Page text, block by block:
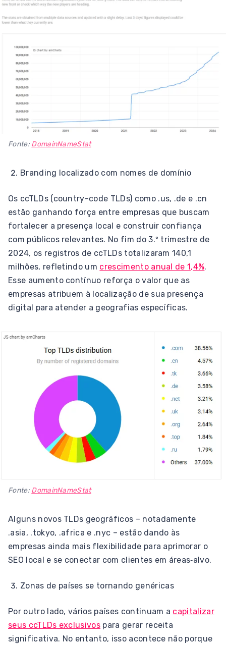
Fonte: DomainNameStat
Branding localizado com nomes de domínio
Os ccTLDs (country-code TLDs) como .us, .de e .cn
estão ganhando força entre empresas que buscam
fortalecer a presença local e construir confiança
com públicos relevantes. No fim do 3.º trimestre de
2024, os registros de ccTLDs totalizaram 140,1
milhões, refletindo um crescimento anual de 1,4%.
Esse aumento contínuo reforça o valor que as
empresas atribuem à localização de sua presença
digital para atender a geografias específicas.
Fonte: DomainNameStat
Alguns novos TLDs geográficos – notadamente
.asia, .tokyo, .africa e .nyc – estão dando às
empresas ainda mais flexibilidade para aprimorar o
SEO local e se conectar com clientes em áreas‑alvo.
Zonas de países se tornando genéricas
Por outro lado, vários países continuam a capitalizar
seus ccTLDs exclusivos para gerar receita
significativa. No entanto, isso acontece não porque